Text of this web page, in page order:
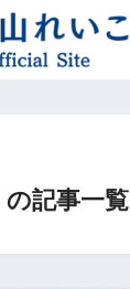
の記事一覧